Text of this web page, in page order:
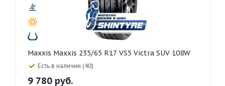
Maxxis Maxxis 235/65 R17 VS5 Victra SUV 108W
Есть в наличии (40)
9 780 руб.